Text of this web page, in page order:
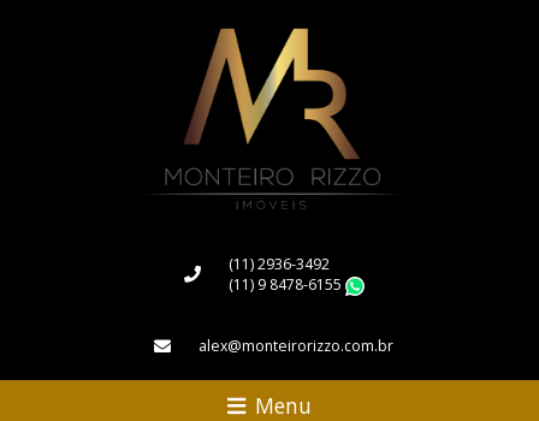
(11) 2936-3492
(11) 9 8478-6155
alex@monteirorizzo.com.br
Menu